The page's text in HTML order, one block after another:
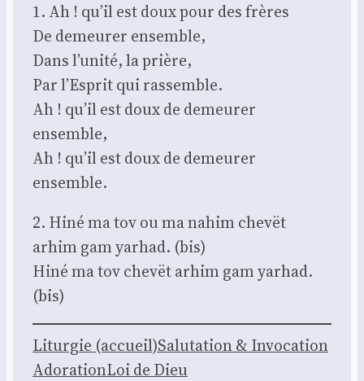
1. Ah ! qu’il est doux pour des frères
De demeu­rer ensemble,
Dans l’unité, la prière,
Par l’Esprit qui ras­semble.
Ah ! qu’il est doux de demeu­rer
ensemble,
Ah ! qu’il est doux de demeu­rer
ensemble.
2. Hiné ma tov ou ma nahim chevët
arhim gam yarhad. (bis)
Hiné ma tov chevët arhim gam yarhad.
(bis)
Litur­gie (accueil)Salu­ta­tion & Invo­ca­tion
Ado­ra­tionLoi de Dieu